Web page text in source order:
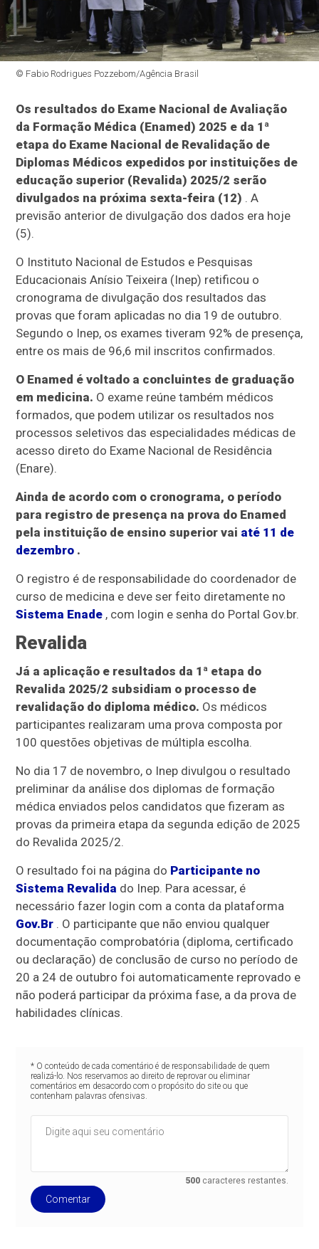
© Fabio Rodrigues Pozzebom/Agência Brasil
Os resultados do Exame Nacional de Avaliação
da Formação Médica (Enamed) 2025 e da 1ª
etapa do Exame Nacional de Revalidação de
Diplomas Médicos expedidos por instituições de
educação superior (Revalida) 2025/2 serão
divulgados na próxima sexta-feira (12) . A
previsão anterior de divulgação dos dados era hoje
(5).
O Instituto Nacional de Estudos e Pesquisas
Educacionais Anísio Teixeira (Inep) retificou o
cronograma de divulgação dos resultados das
provas que foram aplicadas no dia 19 de outubro.
Segundo o Inep, os exames tiveram 92% de presença,
entre os mais de 96,6 mil inscritos confirmados.
O Enamed é voltado a concluintes de graduação
em medicina. O exame reúne também médicos
formados, que podem utilizar os resultados nos
processos seletivos das especialidades médicas de
acesso direto do Exame Nacional de Residência
(Enare).
Ainda de acordo com o cronograma, o período
para registro de presença na prova do Enamed
pela instituição de ensino superior vai até 11 de
dezembro .
O registro é de responsabilidade do coordenador de
curso de medicina e deve ser feito diretamente no
Sistema Enade , com login e senha do Portal Gov.br.
Revalida
Já a aplicação e resultados da 1ª etapa do
Revalida 2025/2 subsidiam o processo de
revalidação do diploma médico. Os médicos
participantes realizaram uma prova composta por
100 questões objetivas de múltipla escolha.
No dia 17 de novembro, o Inep divulgou o resultado
preliminar da análise dos diplomas de formação
médica enviados pelos candidatos que fizeram as
provas da primeira etapa da segunda edição de 2025
do Revalida 2025/2.
O resultado foi na página do Participante no
Sistema Revalida do Inep. Para acessar, é
necessário fazer login com a conta da plataforma
Gov.Br . O participante que não enviou qualquer
documentação comprobatória (diploma, certificado
ou declaração) de conclusão de curso no período de
20 a 24 de outubro foi automaticamente reprovado e
não poderá participar da próxima fase, a da prova de
habilidades clínicas.
* O conteúdo de cada comentário é de responsabilidade de quem
realizá-lo. Nos reservamos ao direito de reprovar ou eliminar
comentários em desacordo com o propósito do site ou que
contenham palavras ofensivas.
500 caracteres restantes.
Comentar